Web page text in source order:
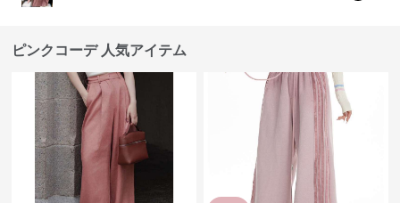
ピンクコーデ 人気アイテム